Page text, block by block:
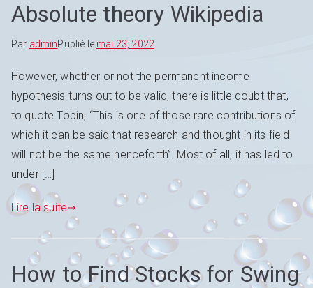
Absolute theory Wikipedia
Par adminPublié le mai 23, 2022
However, whether or not the permanent income
hypothesis turns out to be valid, there is little doubt that,
to quote Tobin, “This is one of those rare contributions of
which it can be said that research and thought in its field
will not be the same henceforth”. Most of all, it has led to
under […]
Lire la suite
How to Find Stocks for Swing